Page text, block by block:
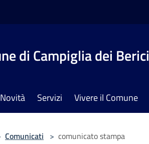
di Campiglia dei Berici
Novità Servizi Vivere il Comune
Comunicati > comunicato stampa